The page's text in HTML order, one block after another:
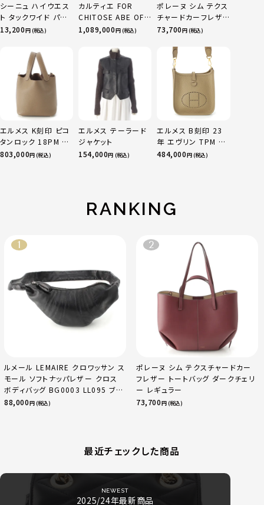
シーニュ ハイウエス
ト タックワイド パン
ツ ボトムス オフホワ
13,200円 (税込)
カルティエ FOR
CHITOSE ABE OF
sacai サカイ 750
ニティ リング 指輪 マ
ルチカラー 50 51
52 24.9g
1,089,000円 (税込)
ポレーヌ シム テクス
チャードカーフレザ
ー トートバッグ ダー
73,700円 (税込)
エルメス K刻印 ピコ
タンロック 18PM ト
リヨン ハンドバッグ
803,000円 (税込)
エルメス テーラード
ジャケット
154,000円 (税込)
エルメス B刻印 23
年 エヴリン TPM 16
アマゾン トリヨンク
484,000円 (税込)
RANKING
ルメール LEMAIRE クロワッサン ス
モール ソフトナッパレザー クロス
ボディバッグ BG0003 LL095 ブラ
ック
88,000円 (税込)
ポレーヌ シム テクスチャードカー
フレザー トートバッグ ダークチェリ
ー レギュラー
73,700円 (税込)
最近チェックした商品
NEWEST
2025/24年最新商品